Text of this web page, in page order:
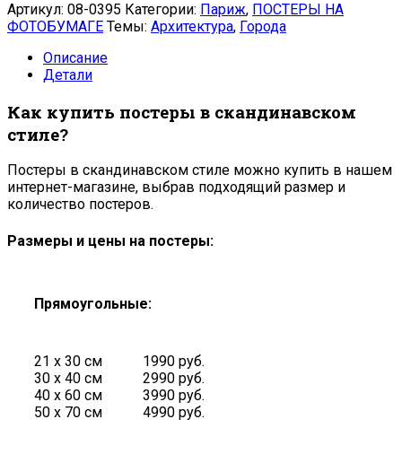
Артикул: 08-0395 Категории: Париж, ПОСТЕРЫ НА
ФОТОБУМАГЕ Темы: Архитектура, Города
Описание
Детали
Как купить постеры в скандинавском
стиле?
Постеры в скандинавском стиле можно купить в нашем
интернет-магазине, выбрав подходящий размер и
количество постеров.
Размеры и цены на постеры:
Прямоугольные:
21 х 30 см
30 х 40 см
40 х 60 см
50 х 70 см
1990 руб.
2990 руб.
3990 руб.
4990 руб.